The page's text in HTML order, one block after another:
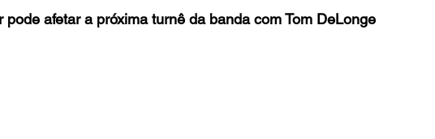
pode afetar a próxima turnê da banda com Tom DeLonge